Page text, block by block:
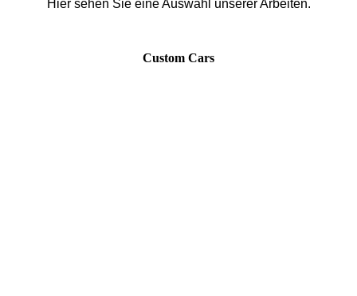
Hier sehen Sie eine Auswahl unserer Arbeiten.
Custom Cars